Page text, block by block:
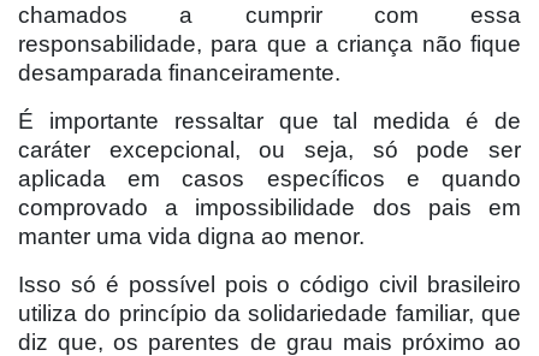
chamados a cumprir com essa
responsabilidade, para que a criança não fique
desamparada financeiramente.
É importante ressaltar que tal medida é de
caráter excepcional, ou seja, só pode ser
aplicada em casos específicos e quando
comprovado a impossibilidade dos pais em
manter uma vida digna ao menor.
Isso só é possível pois o código civil brasileiro
utiliza do princípio da solidariedade familiar, que
diz que, os parentes de grau mais próximo ao